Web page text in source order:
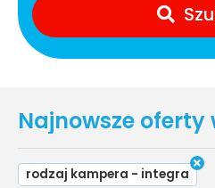
Najnowsze
rodzaj kampera - integra